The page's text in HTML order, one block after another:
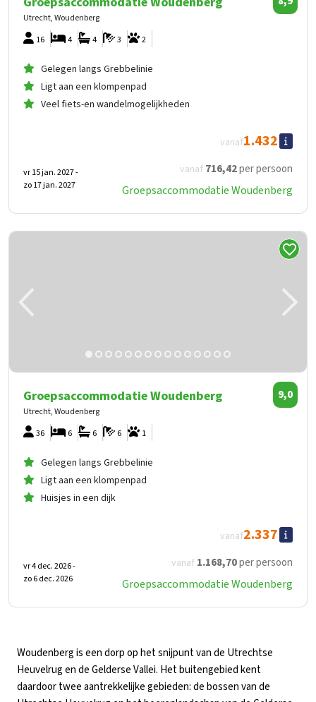
Utrecht, Woudenberg
16 2
3
4
4
Gelegen langs Grebbelinie
Ligt aan een klompenpad
Veel fiets-en wandelmogelijkheden
vanaf 716,42per persoon
vanaf1.432
vr 15 jan. 2027 -
zo 17 jan. 2027
Groepsaccommodatie Woudenberg
Groepsaccommodatie Woudenberg
Utrecht, Woudenberg
9,0
36 1
6
6
6
Gelegen langs Grebbelinie
Ligt aan een klompenpad
Huisjes in een dijk
vanaf 1.168,70per persoon
vanaf2.337
vr 4 dec. 2026 -
zo 6 dec. 2026
Groepsaccommodatie Woudenberg
Woudenberg is een dorp op het snijpunt van de Utrechtse
Heuvelrug en de Gelderse Vallei. Het buitengebied kent
daardoor twee aantrekkelijke gebieden: de bossen van de